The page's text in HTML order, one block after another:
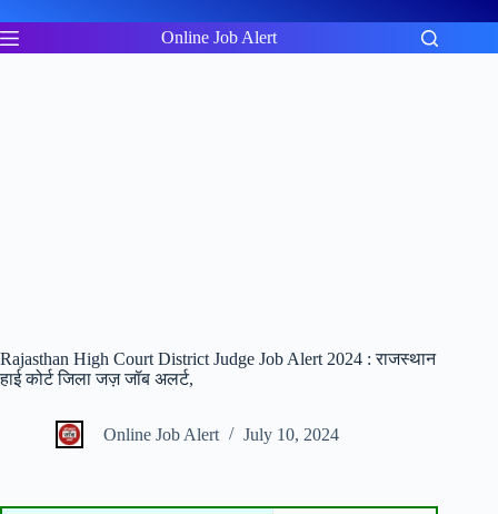
to
content
Online Job Alert
Rajasthan High Court District Judge Job Alert 2024 : राजस्थान
हाई कोर्ट जिला जज़ जॉब अलर्ट,
Online Job Alert July 10, 2024